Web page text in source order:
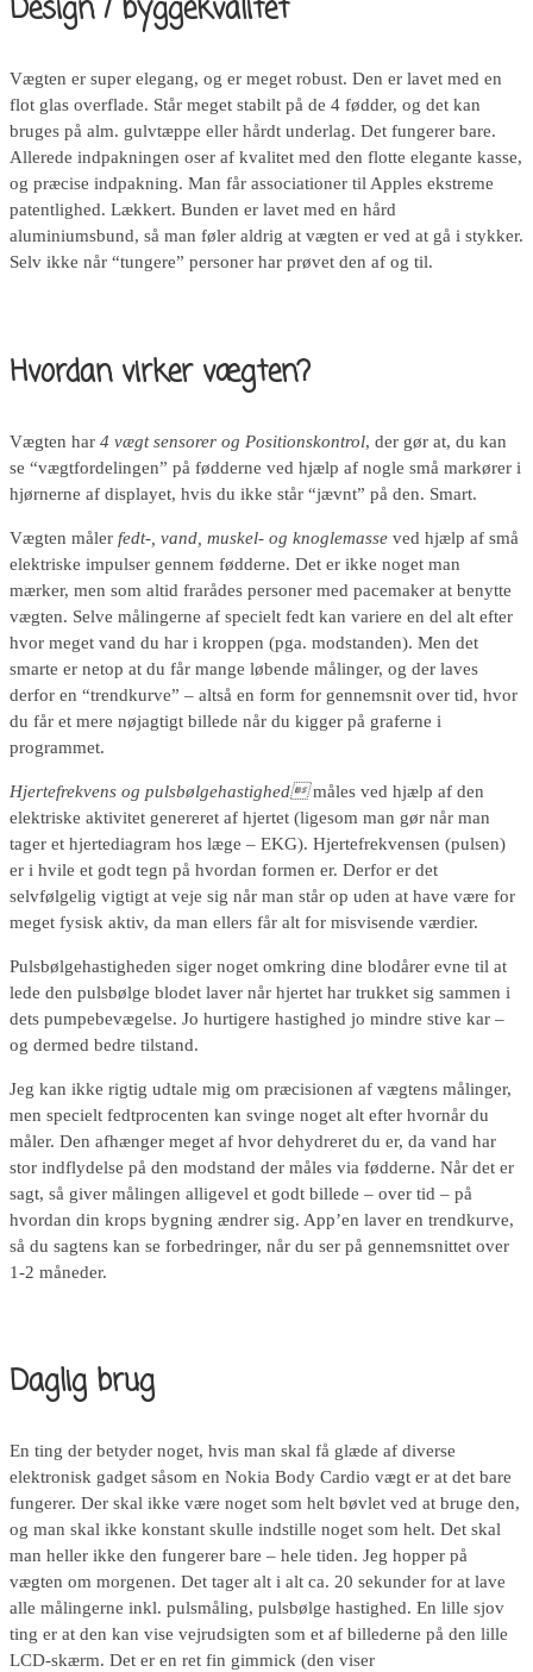
Design / byggekvalitet
Vægten er super elegang, og er meget robust. Den er lavet med en
flot glas overflade. Står meget stabilt på de 4 fødder, og det kan
bruges på alm. gulvtæppe eller hårdt underlag. Det fungerer bare.
Allerede indpakningen oser af kvalitet med den flotte elegante kasse,
og præcise indpakning. Man får associationer til Apples ekstreme
patentlighed. Lækkert. Bunden er lavet med en hård
aluminiumsbund, så man føler aldrig at vægten er ved at gå i stykker.
Selv ikke når “tungere” personer har prøvet den af og til.
Hvordan virker vægten?
Vægten har 4 vægt sensorer og Positionskontrol, der gør at, du kan
se “vægtfordelingen” på fødderne ved hjælp af nogle små markører i
hjørnerne af displayet, hvis du ikke står “jævnt” på den. Smart.
Vægten måler fedt-, vand, muskel- og knoglemasse ved hjælp af små
elektriske impulser gennem fødderne. Det er ikke noget man
mærker, men som altid frarådes personer med pacemaker at benytte
vægten. Selve målingerne af specielt fedt kan variere en del alt efter
hvor meget vand du har i kroppen (pga. modstanden). Men det
smarte er netop at du får mange løbende målinger, og der laves
derfor en “trendkurve” – altså en form for gennemsnit over tid, hvor
du får et mere nøjagtigt billede når du kigger på graferne i
programmet.
Hjertefrekvens og pulsbølgehastighedmåles ved hjælp af den
elektriske aktivitet genereret af hjertet (ligesom man gør når man
tager et hjertediagram hos læge – EKG). Hjertefrekvensen (pulsen)
er i hvile et godt tegn på hvordan formen er. Derfor er det
selvfølgelig vigtigt at veje sig når man står op uden at have være for
meget fysisk aktiv, da man ellers får alt for misvisende værdier.
Pulsbølgehastigheden siger noget omkring dine blodårer evne til at
lede den pulsbølge blodet laver når hjertet har trukket sig sammen i
dets pumpebevægelse. Jo hurtigere hastighed jo mindre stive kar –
og dermed bedre tilstand.
Jeg kan ikke rigtig udtale mig om præcisionen af vægtens målinger,
men specielt fedtprocenten kan svinge noget alt efter hvornår du
måler. Den afhænger meget af hvor dehydreret du er, da vand har
stor indflydelse på den modstand der måles via fødderne. Når det er
sagt, så giver målingen alligevel et godt billede – over tid – på
hvordan din krops bygning ændrer sig. App’en laver en trendkurve,
så du sagtens kan se forbedringer, når du ser på gennemsnittet over
1-2 måneder.
Daglig brug
En ting der betyder noget, hvis man skal få glæde af diverse
elektronisk gadget såsom en Nokia Body Cardio vægt er at det bare
fungerer. Der skal ikke være noget som helt bøvlet ved at bruge den,
og man skal ikke konstant skulle indstille noget som helt. Det skal
man heller ikke den fungerer bare – hele tiden. Jeg hopper på
vægten om morgenen. Det tager alt i alt ca. 20 sekunder for at lave
alle målingerne inkl. pulsmåling, pulsbølge hastighed. En lille sjov
ting er at den kan vise vejrudsigten som et af billederne på den lille
LCD-skærm. Det er en ret fin gimmick (den viser